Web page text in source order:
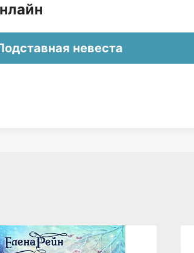
невеста